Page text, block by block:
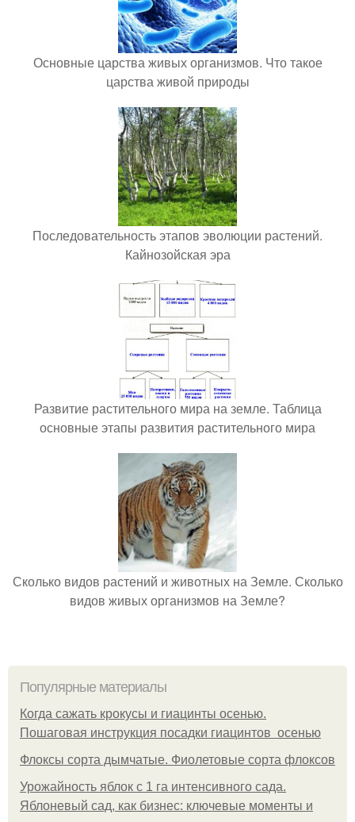
Основные царства живых организмов. Что такое
царства живой природы
Последовательность этапов эволюции растений.
Кайнозойская эра
Развитие растительного мира на земле. Таблица
основные этапы развития растительного мира
Сколько видов растений и животных на Земле. Сколько
видов живых организмов на Земле?
Популярные материалы
Когда сажать крокусы и гиацинты осенью.
Пошаговая инструкция посадки гиацинтов осенью
Флоксы сорта дымчатые. Фиолетовые сорта флоксов
Урожайность яблок с 1 га интенсивного сада.
Яблоневый сад, как бизнес: ключевые моменты и